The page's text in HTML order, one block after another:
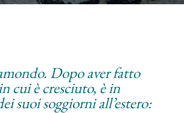
Dopo aver fatto
cui è cresciuto, è in
suoi soggiorni all’estero: